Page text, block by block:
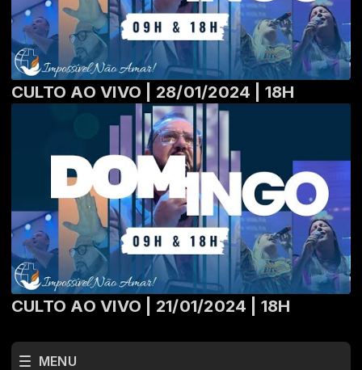
CULTO AO VIVO | 28/01/2024 | 18H
CULTO AO VIVO | 21/01/2024 | 18H
MENU